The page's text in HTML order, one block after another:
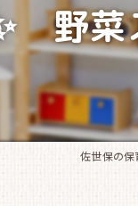
野菜
佐世保の